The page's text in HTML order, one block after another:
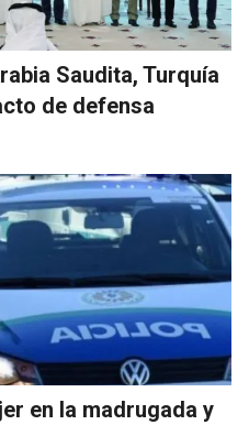
Saudita, Turquía
de defensa
en la madrugada y